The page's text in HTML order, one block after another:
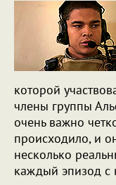
которой
члены группы
очень важно
происходило, и
несколько
каждый эпизод с